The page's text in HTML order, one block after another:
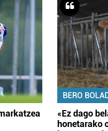
BERO
«Ez dago
honetarako